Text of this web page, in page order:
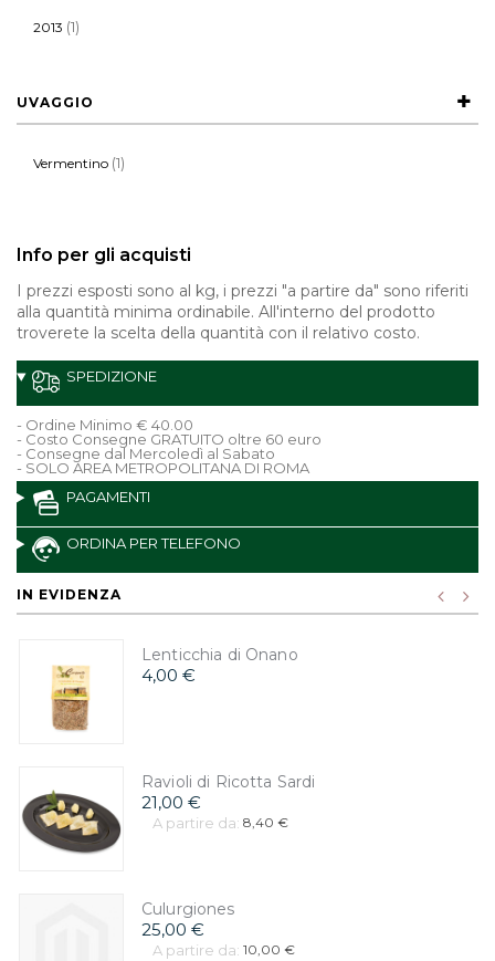
2013 (1)
UVAGGIO
Vermentino (1)
Info per gli acquisti
I prezzi esposti sono al kg, i prezzi "a partire da" sono riferiti
alla quantità minima ordinabile. All'interno del prodotto
troverete la scelta della quantità con il relativo costo.
SPEDIZIONE
- Ordine Minimo € 40.00
- Costo Consegne GRATUITO oltre 60 euro
- Consegne dal Mercoledì al Sabato
- SOLO AREA METROPOLITANA DI ROMA
PAGAMENTI
ORDINA PER TELEFONO
IN EVIDENZA
Lenticchia di Onano
4,00 €
Ravioli di Ricotta Sardi
21,00 €
A partire da: 8,40 €
Culurgiones
25,00 €
A partire da: 10,00 €